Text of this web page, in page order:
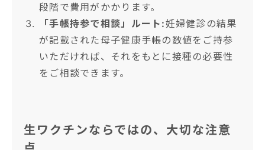
段階で費用がかかります。
「手帳持参で相談」ルート:妊婦健診の結果
が記載された母子健康手帳の数値をご持参
いただければ、それをもとに接種の必要性
をご相談できます。
生ワクチンならではの、大切な注意